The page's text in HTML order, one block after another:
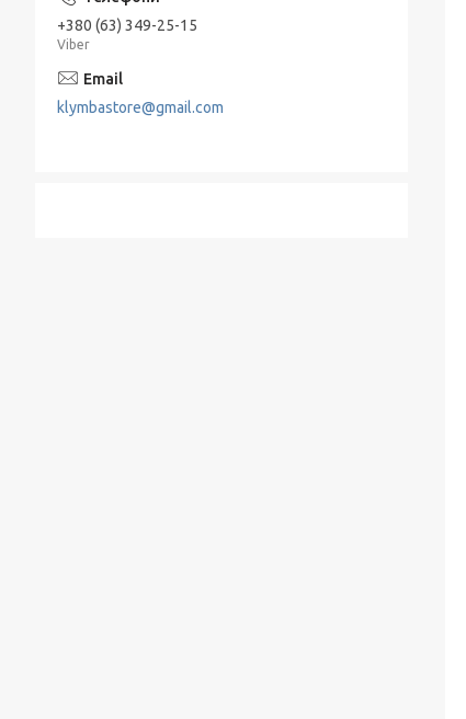
Барбекю и гриль
Хлебница
+380 (63) 349-25-15
Viber
klymbastore@gmail.com